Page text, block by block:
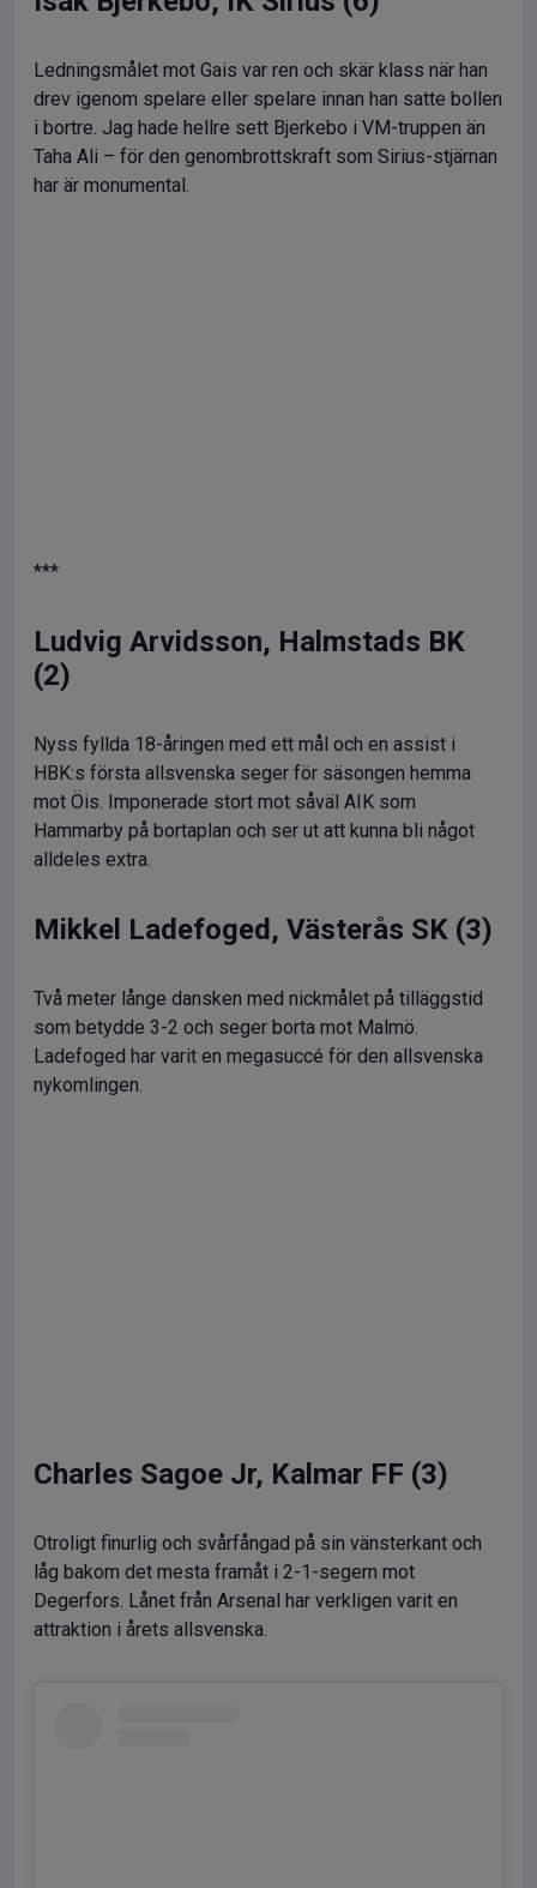
Ledningsmålet mot Gais var ren och skär klass när han
drev igenom spelare eller spelare innan han satte bollen
i bortre. Jag hade hellre sett Bjerkebo i VM-truppen än
Taha Ali – för den genombrottskraft som Sirius-stjärnan
har är monumental.
***
Ludvig Arvidsson, Halmstads BK
(2)
Nyss fyllda 18-åringen med ett mål och en assist i
HBK:s första allsvenska seger för säsongen hemma
mot Öis. Imponerade stort mot såväl AIK som
Hammarby på bortaplan och ser ut att kunna bli något
alldeles extra.
Mikkel Ladefoged, Västerås SK (3)
Två meter långe dansken med nickmålet på tilläggstid
som betydde 3-2 och seger borta mot Malmö.
Ladefoged har varit en megasuccé för den allsvenska
nykomlingen.
Charles Sagoe Jr, Kalmar FF (3)
Otroligt finurlig och svårfångad på sin vänsterkant och
låg bakom det mesta framåt i 2-1-segern mot
Degerfors. Lånet från Arsenal har verkligen varit en
attraktion i årets allsvenska.